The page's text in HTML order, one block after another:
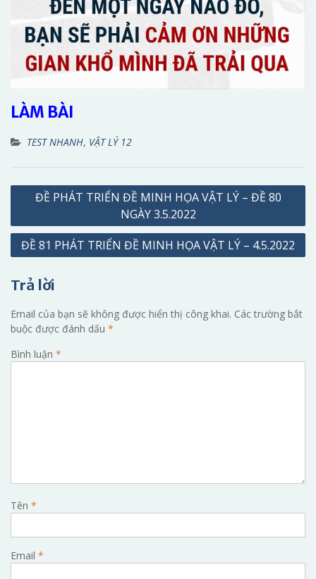
LÀM BÀI
TEST NHANH, VẬT LÝ 12
Điều
bài
viết
ĐỀ PHÁT TRIỂN ĐỀ MINH HỌA VẬT LÝ – ĐỀ 80
NGÀY 3.5.2022
ĐỀ 81 PHÁT TRIỂN ĐỀ MINH HỌA VẬT LÝ – 4.5.2022
Trả lời
Email của bạn sẽ không được hiển thị công khai. Các trường bắt
buộc được đánh dấu *
Bình luận *
Tên *
Email *